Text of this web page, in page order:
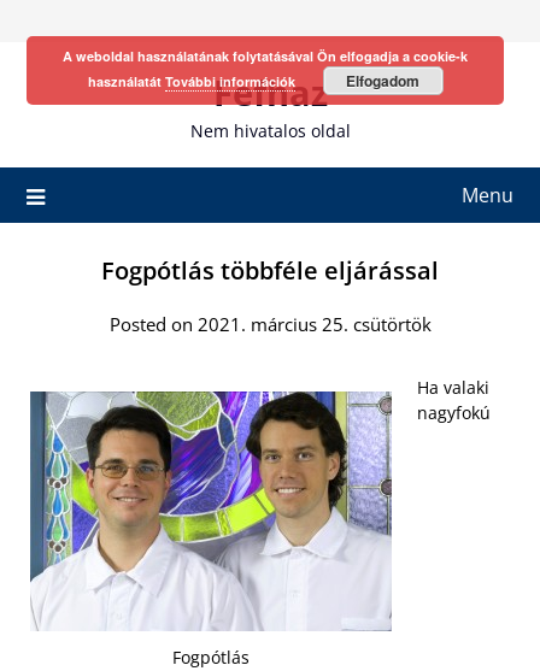
Fefhaz
Nem hivatalos oldal
Menu
Fogpótlás többféle eljárással
Posted on 2021. március 25. csütörtök
Fogpótlás
Ha valaki
nagyfokú
A weboldal használatának folytatásával Ön elfogadja a cookie-k
használatát További információk Elfogadom